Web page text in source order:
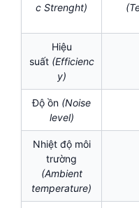
c Strenght)
Hiệu
suất (Efficienc
y)
Độ ồn (Noise
level)
Nhiệt độ môi
trường
(Ambient
temperature)